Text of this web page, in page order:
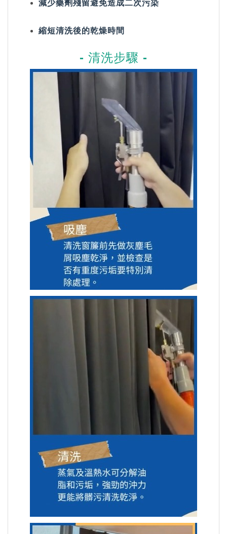
減少藥劑殘留避免造成二次污染
縮短清洗後的乾燥時間
- 清洗步驟 -